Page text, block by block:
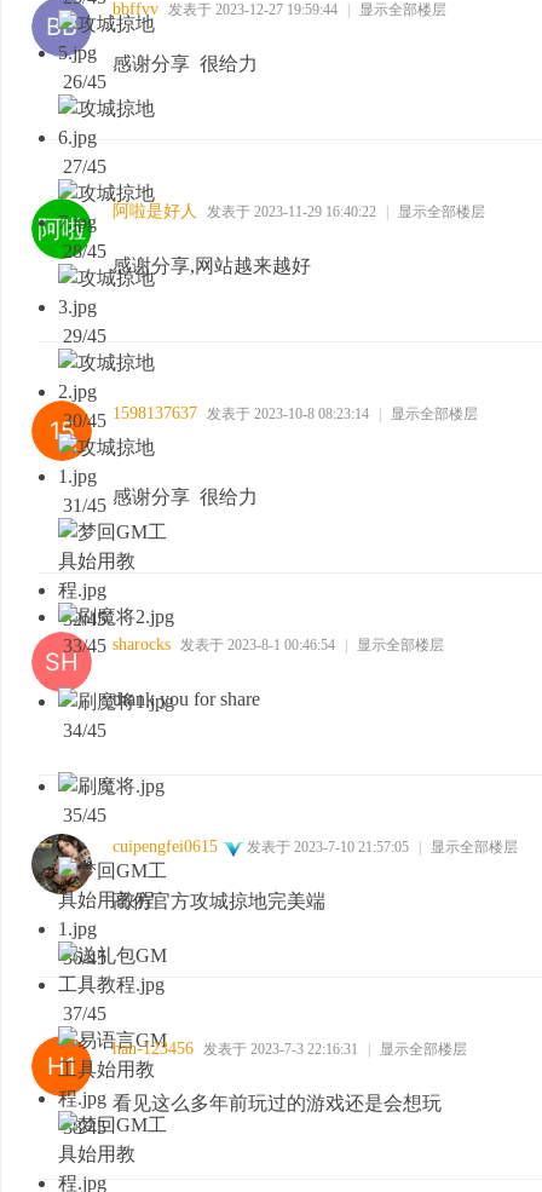
26/45
27/45
28/45
29/45
30/45
31/45
32/45
33/45
34/45
35/45
36/45
37/45
38/45
bbffvv 发表于 2023-12-27 19:59:44 显示全部楼层
感谢分享 很给力
阿啦是好人 发表于 2023-11-29 16:40:22 显示全部楼层
感谢分享,网站越来越好
1598137637 发表于 2023-10-8 08:23:14 显示全部楼层
感谢分享 很给力
sharocks 发表于 2023-8-1 00:46:54 显示全部楼层
thank you for share
cuipengfei0615 发表于 2023-7-10 21:57:05 显示全部楼层
高仿官方攻城掠地完美端
han-123456 发表于 2023-7-3 22:16:31 显示全部楼层
看见这么多年前玩过的游戏还是会想玩